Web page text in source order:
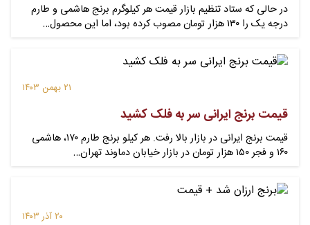
در حالی که ستاد تنظیم بازار قیمت هر کیلوگرم برنج هاشمی و طارم
درجه یک را ۱۳۰ هزار تومان مصوب کرده بود، اما این محصول…
۲۱ بهمن ۱۴۰۳
قیمت برنج ایرانی سر به فلک کشید
قیمت برنج ایرانی در بازار بالا رفت. هر کیلو برنج طارم ۱۷۰، هاشمی
۱۶۰ و فجر ۱۵۰ هزار تومان در بازار خیابان دماوند تهران…
۲۰ آذر ۱۴۰۳